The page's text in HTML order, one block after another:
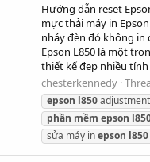
Hướng dẫn reset
mực thải máy in Epson
nháy đèn đỏ không in
Epson L850 là một
thiết kế đẹp nhiều tính
chesterkennedy
epson l850
phần mềm epson
sửa máy inepson l850